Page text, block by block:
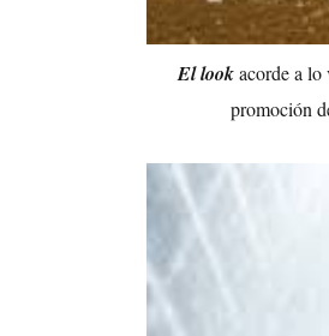
El lookacorde a lo
promoción